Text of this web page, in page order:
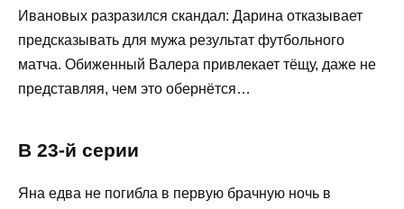
Ивановых разразился скандал: Дарина отказывает
предсказывать для мужа результат футбольного
матча. Обиженный Валера привлекает тёщу, даже не
представляя, чем это обернётся…
В 23-й серии
Яна едва не погибла в первую брачную ночь в